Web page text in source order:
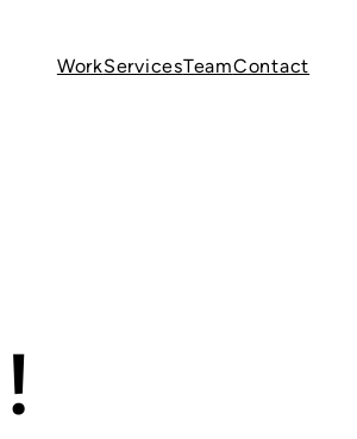
WorkServicesTeamContact
!